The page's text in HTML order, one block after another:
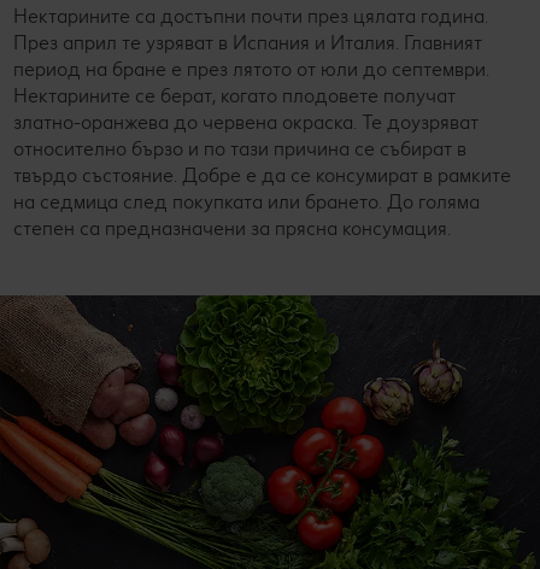
Нектарините са достъпни почти през цялата година.
През април те узряват в Испания и Италия. Главният
период на бране е през лятото от юли до септември.
Нектарините се берат, когато плодовете получат
златно-оранжева до червена окраска. Те доузряват
относително бързо и по тази причина се събират в
твърдо състояние. Добре е да се консумират в рамките
на седмица след покупката или брането. До голяма
степен са предназначени за прясна консумация.